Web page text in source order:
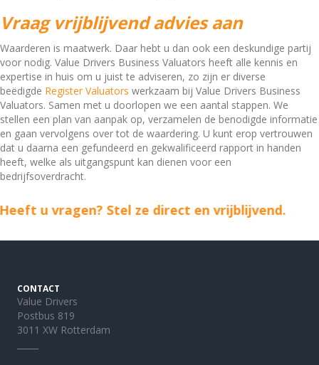
Vraag vrijblijvend advies aan
Waarderen is maatwerk. Daar hebt u dan ook een deskundige partij
voor nodig. Value Drivers Business Valuators heeft alle kennis en
expertise in huis om u juist te adviseren, zo zijn er diverse
beëdigde Register Valuators werkzaam bij Value Drivers Business
Valuators. Samen met u doorlopen we een aantal stappen. We
stellen een plan van aanpak op, verzamelen de benodigde informatie
en gaan vervolgens over tot de waardering. U kunt erop vertrouwen
dat u daarna een gefundeerd en gekwalificeerd rapport in handen
heeft, welke als uitgangspunt kan dienen voor een
bedrijfsoverdracht.
Heeft u vragen? Stel ze direct en vrijblijvend.
CONTACT
Value Drivers
Postbus 819
3011 XW Rotterdam